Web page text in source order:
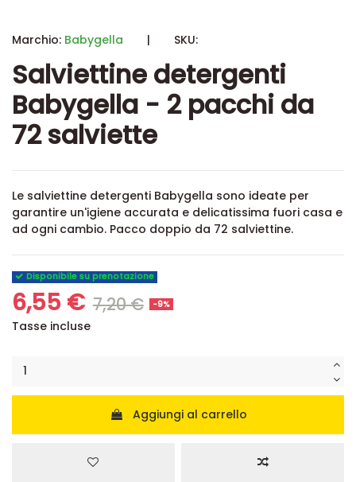
Marchio: Babygella | SKU:
Salviettine detergenti
Babygella - 2 pacchi da
72 salviette
Le salviettine detergenti Babygella sono ideate per
garantire un'igiene accurata e delicatissima fuori casa e
ad ogni cambio. Pacco doppio da 72 salviettine.
Disponibile su prenotazione
6,55 € 7,20 € -9%
Tasse incluse
Aggiungi al carrello